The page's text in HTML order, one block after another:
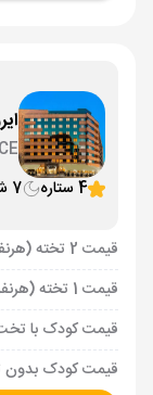
4 ستاره
7 شب
قیمت 2 تخته (هرنفر)
قیمت 1 تخته (هرنفر)
قیمت کودک با
قیمت کودک بدون